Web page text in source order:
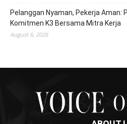
Pelanggan Nyaman, Pekerja Aman:
Komitmen K3 Bersama Mitra Kerja
August 6, 2026